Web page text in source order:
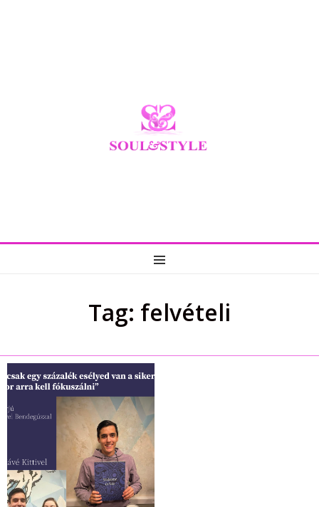
MENU
Tag: felvételi